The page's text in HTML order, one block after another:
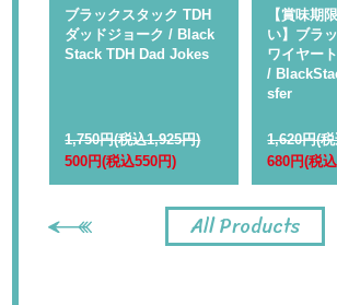
ブラックスタック TDH
ダッドジョーク / Black
Stack TDH Dad Jokes
1,750円(税込1,925円)
500円(税込550円)
【賞味期
い】ブラ
ワイヤー
/
sfer
1,620円(
680円(税
All Products